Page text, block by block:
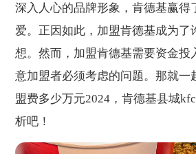
深入人心的品牌形象，肯德基赢得
爱。正因如此，加盟肯德基成为了
想。然而，加盟肯德基需要资金投
意加盟者必须考虑的问题。那就一
盟费多少万元2024，肯德基县城
析吧！